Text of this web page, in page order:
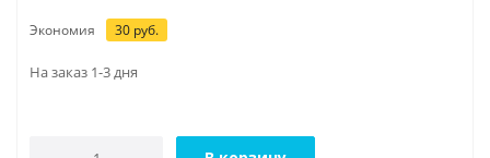
Экономия 30 руб.
На заказ 1-3 дня